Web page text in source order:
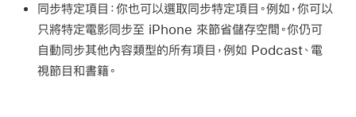
同步特定項目：你也可以選取同步特定項目。例如，你可以
只將特定電影同步至 iPhone 來節省儲存空間。你仍可
自動同步其他內容類型的所有項目，例如 Podcast、電
視節目和書籍。